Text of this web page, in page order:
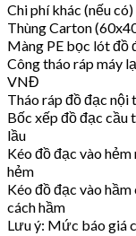
Chi phí khác (nếu có)
Thùng Carton
Màng PE bọc lót đồ
Công tháo ráp máy
VNĐ
Tháo ráp đồ đạc nội
Bốc xếp đồ đạc cầu
lầu
Kéo đồ đạc vào
hẻm
Kéo đồ đạc vào
cách hầm
Lưu ý: Mức báo giá